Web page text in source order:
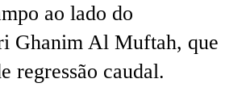
ao lado do
Ghanim Al Muftah, que
regressão caudal.